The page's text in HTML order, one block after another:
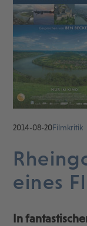
2014-08-20Filmkritik
eines
In